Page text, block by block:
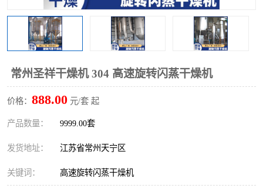
常州圣祥干燥机 304 高速旋转闪蒸干燥机
价格： 888.00 元/套 起
产品数量： 9999.00套
发货地址： 江苏省常州天宁区
关键词： 高速旋转闪蒸干燥机